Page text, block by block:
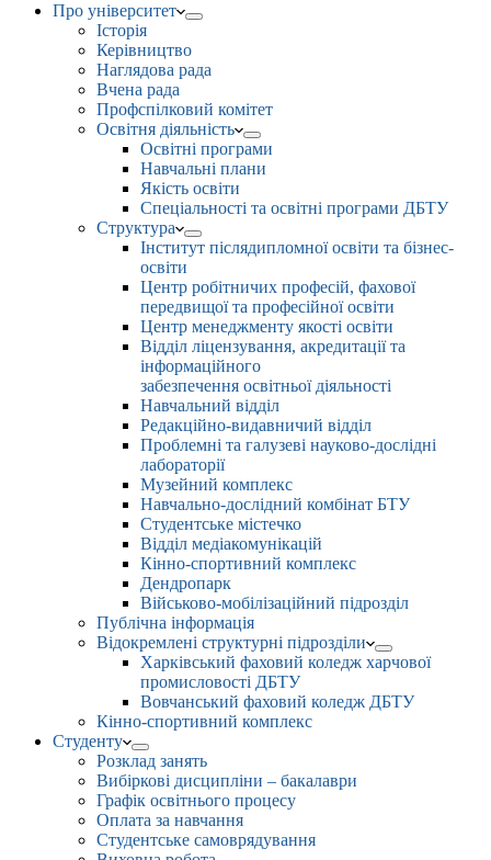
Про університет
Історія
Керівництво
Наглядова рада
Вчена рада
Профспілковий комітет
Освітня діяльність
Освітні програми
Навчальні плани
Якість освіти
Спеціальності та освітні програми ДБТУ
Структура
Інститут післядипломної освіти та бізнес-
освіти
Центр робітничих професій, фахової
передвищої та професійної освіти
Центр менеджменту якості освіти
Відділ ліцензування, акредитації та
інформаційного
забезпечення освітньої діяльності
Навчальний відділ
Редакційно-видавничий відділ
Проблемні та галузеві науково-дослідні
лабораторії
Музейний комплекс
Навчально-дослідний комбінат БТУ
Студентське містечко
Відділ медіакомунікацій
Кінно-спортивний комплекс
Дендропарк
Військово-мобілізаційний підрозділ
Публічна інформація
Відокремлені структурні підрозділи
Харківський фаховий коледж харчової
промисловості ДБТУ
Вовчанський фаховий коледж ДБТУ
Кінно-спортивний комплекс
Студенту
Розклад занять
Вибіркові дисципліни – бакалаври
Графік освітнього процесу
Оплата за навчання
Студентське самоврядування